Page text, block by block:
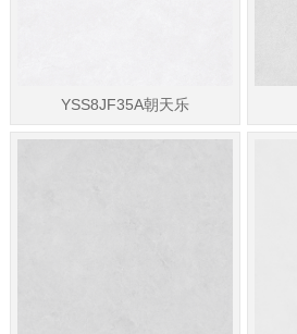
YSS8JF35A朝天乐